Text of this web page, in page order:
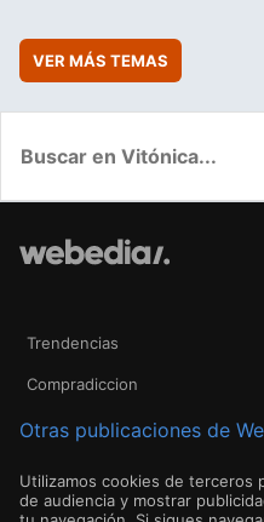
VER MÁS TEMAS
Trendencias
Compradiccion
Otras publicaciones de
Utilizamos cookies de terceros
de audiencia y mostrar